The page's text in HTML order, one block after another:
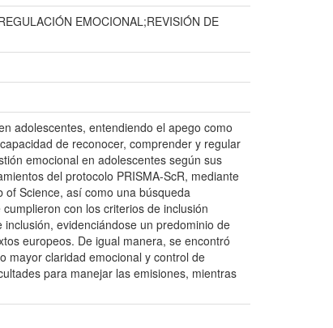
EMOCIONAL;REVISIÓN DE
adolescentes, entendiendo el apego como
de reconocer, comprender y regular
emocional en adolescentes según sus
del protocolo PRISMA-ScR, mediante
of Science, así como una búsqueda
con los criterios de inclusión
evidenciándose un predominio de
europeos. De igual manera, se encontró
mayor claridad emocional y control de
para manejar las emisiones, mientras